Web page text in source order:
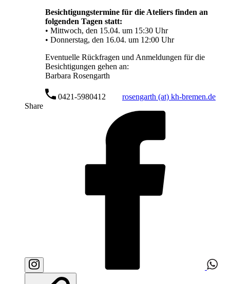
Besichtigungstermine für die Ateliers finden an
folgenden Tagen statt:
• Mittwoch, den 15.04. um 15:30 Uhr
• Donnerstag, den 16.04. um 12:00 Uhr
Eventuelle Rückfragen und Anmeldungen für die
Besichtigungen gehen an:
Barbara Rosengarth
0421-5980412
rosengarth (at) kh-bremen.de
Share